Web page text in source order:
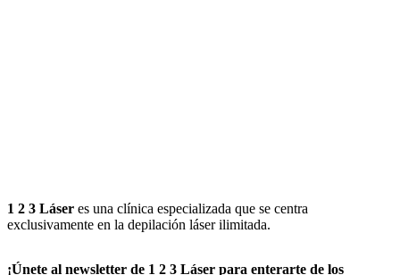
1 2 3 Láser es una clínica especializada que se centra
exclusivamente en la depilación láser ilimitada.
¡Únete al newsletter de 1 2 3 Láser para enterarte de los